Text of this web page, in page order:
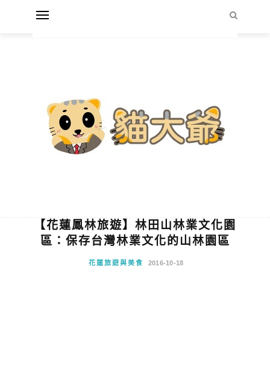
【花蓮鳳林旅遊】林田山林業文化園
區：保存台灣林業文化的山林園區
花蓮旅遊與美食 2016-10-18